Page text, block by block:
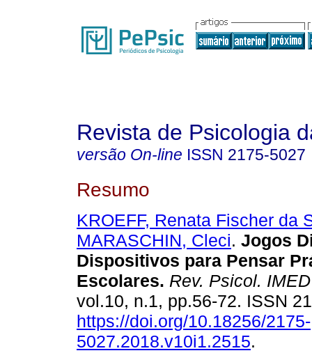
Revista de Psicologia
versão On-line ISSN 2175-5027
Resumo
KROEFF, Renata Fischer da
MARASCHIN, Cleci. Jogos
Dispositivos para Pensar
Escolares. Rev. Psicol. IMED
vol.10, n.1, pp.56-72. ISSN
https://doi.org/10.18256/2175-
5027.2018.v10i1.2515.